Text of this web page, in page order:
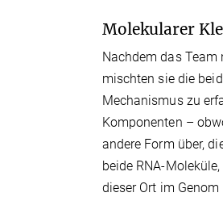
Molekularer
Nachdem das
mischten sie die
Mechanismus zu
Komponenten –
andere Form über,
beide RNA-
dieser Ort im